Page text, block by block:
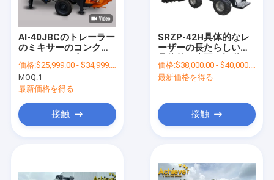
AI-40JBCのトレーラー
のミキサーのコンクリ
JBC40/450との新しい
具体的なポンプ移動式
自己のローディング
価格:$25,999.00 - $34,999.00/ Unit|
MOQ:1
最新価格を得る
接触
SRZP-42H具体的なレ
ーザーの長たらしい話/
長たらしい話24.2KW
2kN
価格:$38,000.00 - $40,000.00/Units
最新価格を得る
接触